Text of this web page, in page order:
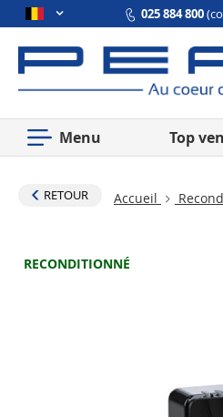
025 884 800
Menu Top
RETOUR Accueil
RECONDITIONNÉ